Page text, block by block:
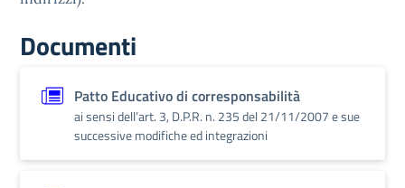
Documenti
Patto Educativo di corresponsabilità
ai sensi dell’art. 3, D.P.R. n. 235 del 21/11/2007 e sue
successive modifiche ed integrazioni